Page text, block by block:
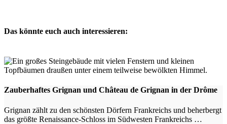
Das könnte euch auch interessieren:
Zauberhaftes Grignan und Château de Grignan in der Drôme
Grignan zählt zu den schönsten Dörfern Frankreichs und beherbergt
das größte Renaissance-Schloss im Südwesten Frankreichs …